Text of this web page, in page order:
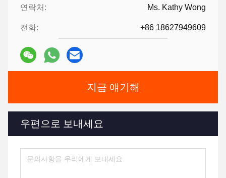
연락처: Ms. Kathy Wong
전화: +86 18627949609
지금 얘기해
우편으로 보내세요